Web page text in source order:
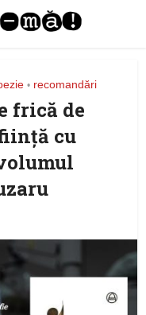
• recomandări
frică de
cu